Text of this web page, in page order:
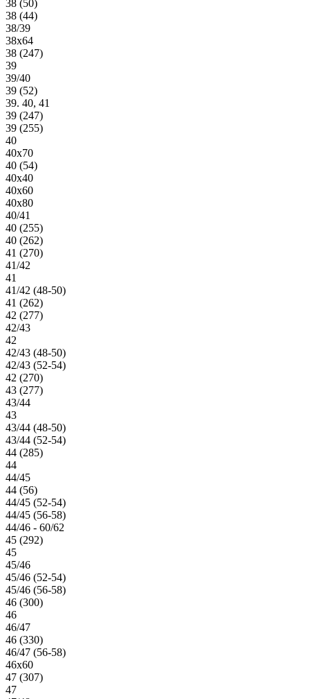
38 (50)
38 (44)
38/39
38х64
38 (247)
39
39/40
39 (52)
39. 40, 41
39 (247)
39 (255)
40
40х70
40 (54)
40х40
40х60
40х80
40/41
40 (255)
40 (262)
41 (270)
41/42
41
41/42 (48-50)
41 (262)
42 (277)
42/43
42
42/43 (48-50)
42/43 (52-54)
42 (270)
43 (277)
43/44
43
43/44 (48-50)
43/44 (52-54)
44 (285)
44
44/45
44 (56)
44/45 (52-54)
44/45 (56-58)
44/46 - 60/62
45 (292)
45
45/46
45/46 (52-54)
45/46 (56-58)
46 (300)
46
46/47
46 (330)
46/47 (56-58)
46х60
47 (307)
47